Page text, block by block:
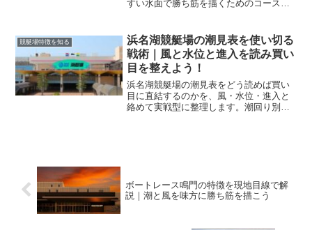
すい水面で勝ち筋を描くためのコース別
競艇場特徴を知る
浜名湖競艇場の潮見表を使い切る
戦術｜風と水位と進入を読み買い
目を整えよう！
浜名湖競艇場の潮見表をどう読めば買い
目に直結するのかを、風・水位・進入と
絡めて実戦型に整理します。潮回り別の
ボートレース鳴門の特徴を現地目線で解
説｜潮と風を味方に勝ち筋を描こう